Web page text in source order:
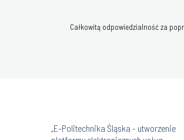
Całkowitą odpowiedzialność za
„E-Politechnika Śląska - utworzenie